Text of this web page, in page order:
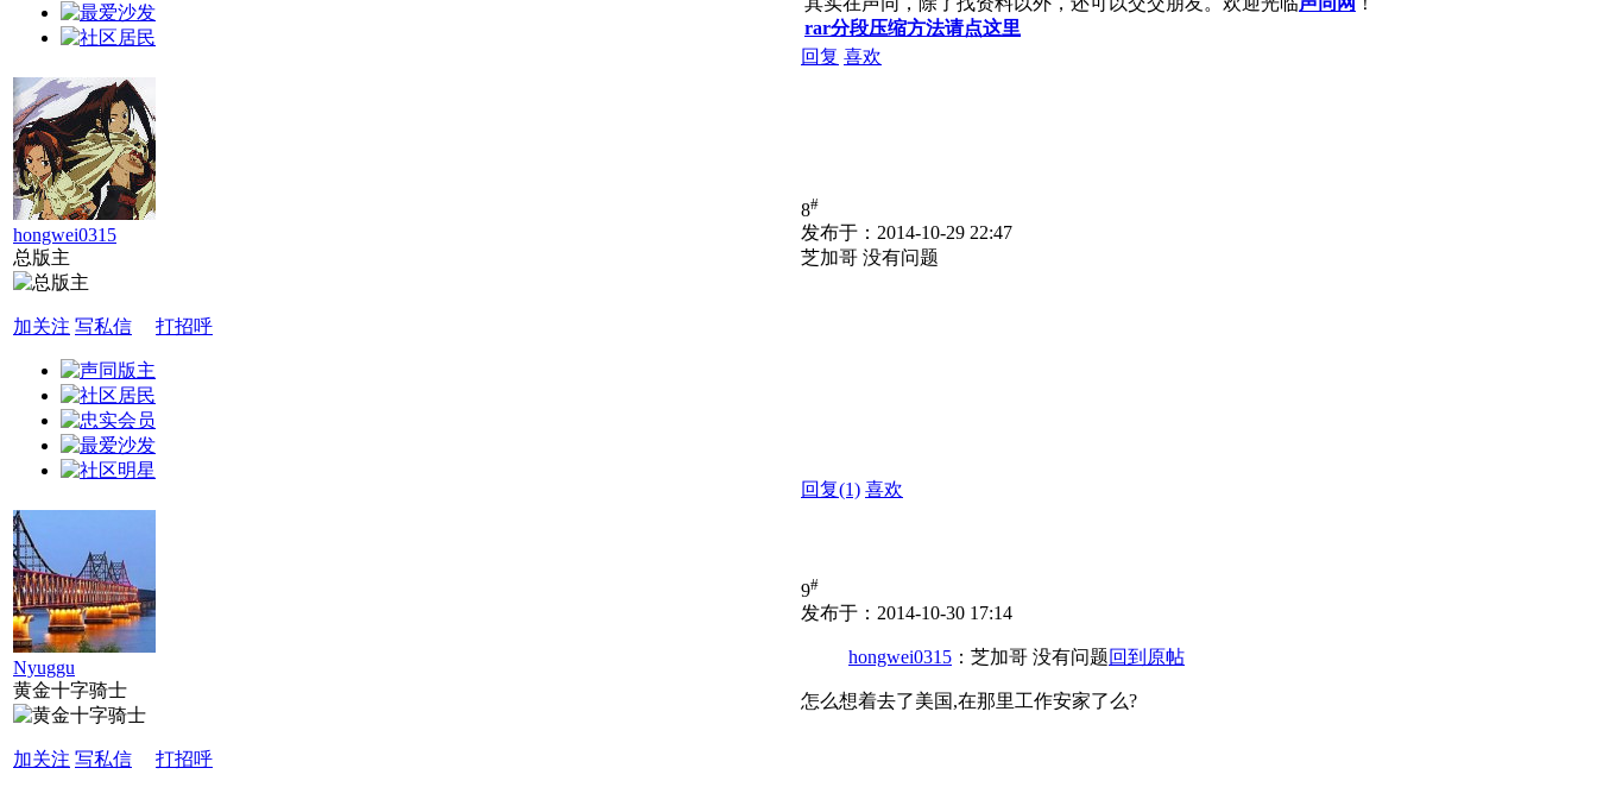
rar分段压缩方法请点这里
回复 喜欢
hongwei0315
总版主
加关注 写私信 打招呼
8#
发布于：2014-10-29 22:47
芝加哥 没有问题
回复(1) 喜欢
Nyuggu
黄金十字骑士
加关注 写私信 打招呼
9#
发布于：2014-10-30 17:14
hongwei0315 ：芝加哥 没有问题回到原帖
怎么想着去了美国,在那里工作安家了么?